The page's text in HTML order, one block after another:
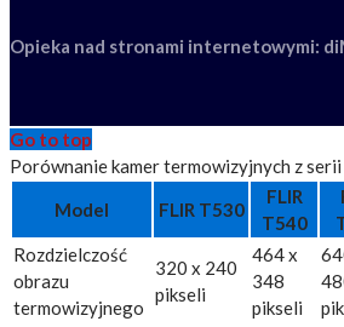
Opieka nad stronami internetowymi:
Go to top
Porównanie kamer termowizyjnych z serii
Model
FLIR T530
FLIR
T540
Rozdzielczość
obrazu
termowizyjnego
320 x 240
pikseli
464 x
348
pikseli